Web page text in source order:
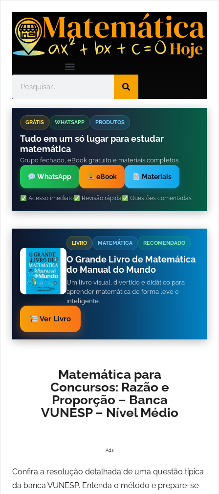
GRÁTIS WHATSAPP PRODUTOS
Tudo em um só lugar para estudar
matemática
Grupo fechado, eBook gratuito e materiais completos.
WhatsApp eBook Materiais
Acesso imediato Revisão rápida Questões comentadas
LIVRO MATEMÁTICA RECOMENDADO
O Grande Livro de Matemática
do Manual do Mundo
Um livro visual, divertido e didático para
aprender matemática de forma leve e
inteligente.
Ver Livro
Matemática para
Concursos: Razão e
Proporção – Banca
VUNESP – Nível Médio
Ads
Confira a resolução detalhada de uma questão típica
da banca VUNESP. Entenda o método e prepare-se